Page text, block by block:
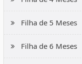
Filha de 5 Meses
Filha de 6 Meses